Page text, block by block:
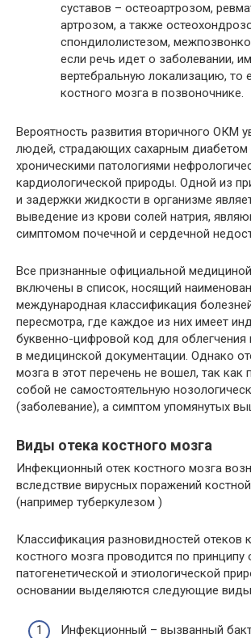
суставов – остеоартрозом,
артрозом, а также
спондилолистезом,
если речь идет о заболевании,
вертебральную локализацию, то
костного мозга в позвоночнике.
Вероятность развития вторичного ОКМ
людей, страдающих сахарным диабетом
хроническими патологиями
кардиологической природы. Одной из
и задержки жидкости в организме
выведение из крови солей натрия,
симптомом почечной и сердечной
Все признанные официальной
включены в список, носящий
международная классификация
пересмотра, где каждое из них имеет
буквенно-цифровой код для облегчения
в медицинской документации. Однако
мозга в этот перечень не вошел, так как
собой не самостоятельную
(заболевание), а симптом упомянутых
Виды отека костного мозга
Инфекционный отек костного мозга
вследствие вирусных поражений
(например туберкулезом )
Классификация разновидностей отеков
костного мозга проводится по принципу
патогенетической и этиологической
основании выделяются следующие
Инфекционный – вызванный